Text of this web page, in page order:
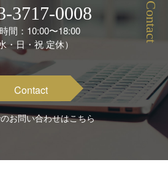
Contact
3717-0008
間：10:00〜18:00
・日・祝 定休）
Contact
お問い合わせはこちら